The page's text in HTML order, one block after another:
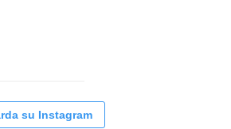
su Instagram